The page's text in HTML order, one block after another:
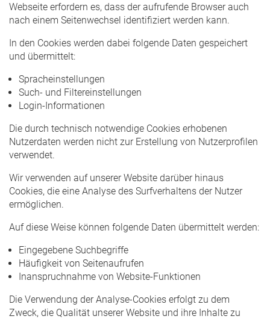
Webseite erfordern es, dass der aufrufende Browser auch
nach einem Seitenwechsel identifiziert werden kann.
In den Cookies werden dabei folgende Daten gespeichert
und übermittelt:
Spracheinstellungen
Such- und Filtereinstellungen
Login-Informationen
Die durch technisch notwendige Cookies erhobenen
Nutzerdaten werden nicht zur Erstellung von Nutzerprofilen
verwendet.
Wir verwenden auf unserer Website darüber hinaus
Cookies, die eine Analyse des Surfverhaltens der Nutzer
ermöglichen.
Auf diese Weise können folgende Daten übermittelt werden:
Eingegebene Suchbegriffe
Häufigkeit von Seitenaufrufen
Inanspruchnahme von Website-Funktionen
Die Verwendung der Analyse-Cookies erfolgt zu dem
Zweck, die Qualität unserer Website und ihre Inhalte zu